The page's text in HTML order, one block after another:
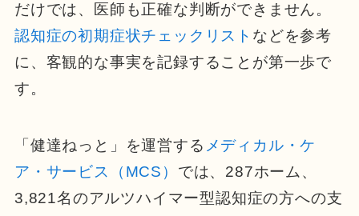
だけでは、医師も正確な判断ができません。
認知症の初期症状チェックリスト などを参考
に、客観的な事実を記録することが第一歩で
す。
「健達ねっと」を運営する メディカル・ケ
ア・サービス（MCS） では、287ホーム、
3,821名のアルツハイマー型認知症の方への支